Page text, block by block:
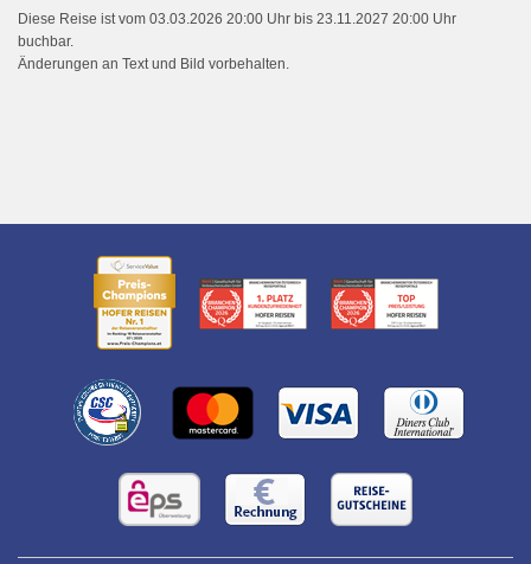
Diese Reise ist vom 03.03.2026 20:00 Uhr bis 23.11.2027 20:00 Uhr
buchbar.
Änderungen an Text und Bild vorbehalten.